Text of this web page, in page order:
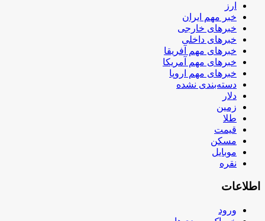
ارز
خبر مهم ایران
خبرهای خارجی
خبرهای داخلی
خبرهای مهم آفریقا
خبرهای مهم آمریکا
خبرهای مهم اروپا
دسته‌بندی نشده
دلار
زمین
طلا
قیمت
مسکن
موبایل
نقره
اطلاعات
ورود